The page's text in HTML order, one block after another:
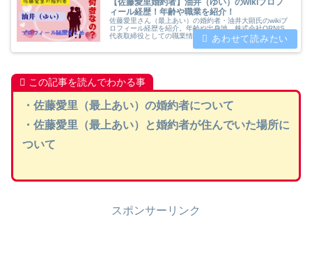
【佐藤愛里婚約者】油井（ゆい）のwikiプロフ
ィール経歴！年齢や職業を紹介！
佐藤愛里さん（最上あい）の婚約者・油井大顕氏のwikiプ
ロフィール経歴を紹介。年齢や出身地、株式会社ORNIS
代表取締役としての職業情報に加え、高野容疑者との金銭
トラブルについて油井氏自身が語る事件の経緯も解説。タ
ワマン生活や海外旅行の噂についても真相を解明。
この記事を読んでわかる事
・佐藤愛里（最上あい）の婚約者について
・佐藤愛里（最上あい）と婚約者が住んでいた場所に
ついて
スポンサーリンク